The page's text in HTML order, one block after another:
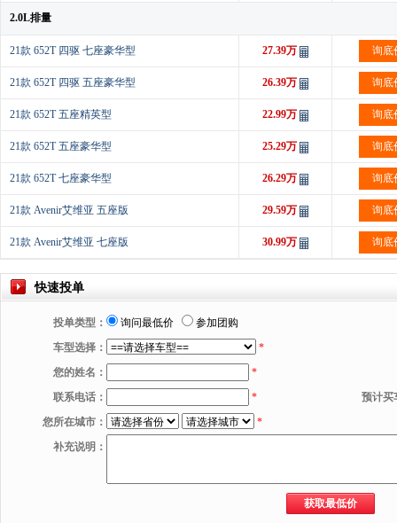
2.0L排量
21款 652T 四驱 七座豪华型 27.39万 询底
21款 652T 四驱 五座豪华型 26.39万 询底
21款 652T 五座精英型 22.99万 询底
21款 652T 五座豪华型 25.29万 询底
21款 652T 七座豪华型 26.29万 询底
21款 Avenir艾维亚 五座版 29.59万 询底
21款 Avenir艾维亚 七座版 30.99万 询底
快速投单
投单类型： 询问最低价
参加团购
车型选择：
*
您的姓名：
*
联系电话：
*
预计买
您所在城市：
*
补充说明：